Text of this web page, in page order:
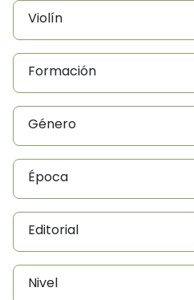
Violín
Formación
Género
Época
Editorial
Nivel